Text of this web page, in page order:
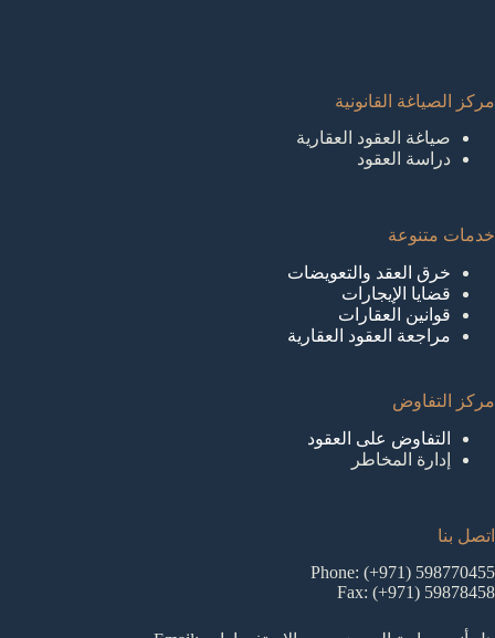
مركز الصياغة القانونية
صياغة العقود العقارية
دراسة العقود
خدمات متنوعة
خرق العقد والتعويضات
قضايا الإيجارات
قوانين العقارات
مراجعة العقود العقارية
مركز التفاوض
التفاوض على العقود
إدارة المخاطر
اتصل بنا
Phone: (+971) 598770455
Fax: (+971) 59878458